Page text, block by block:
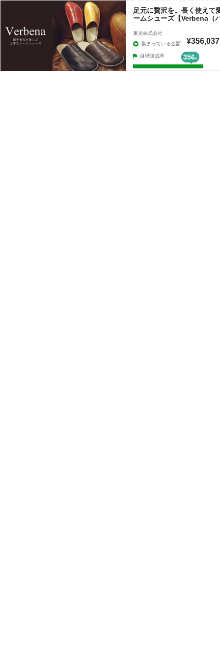
足元に贅沢を。長く使えて
ームシューズ【Verbena（
東光株式会社
集まっている金額
¥356,037
目標達成率 356%